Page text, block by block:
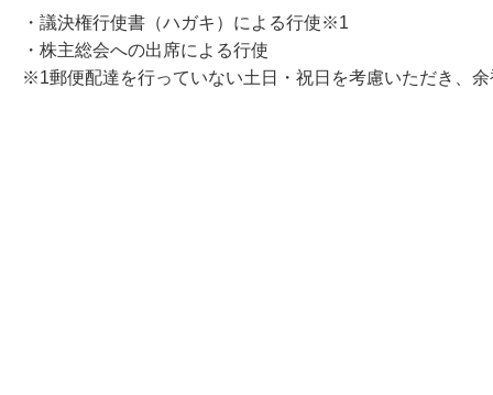
・議決権行使書（ハガキ）による行使※1
・株主総会への出席による行使
※1郵便配達を行っていない土日・祝日を考慮いただき、